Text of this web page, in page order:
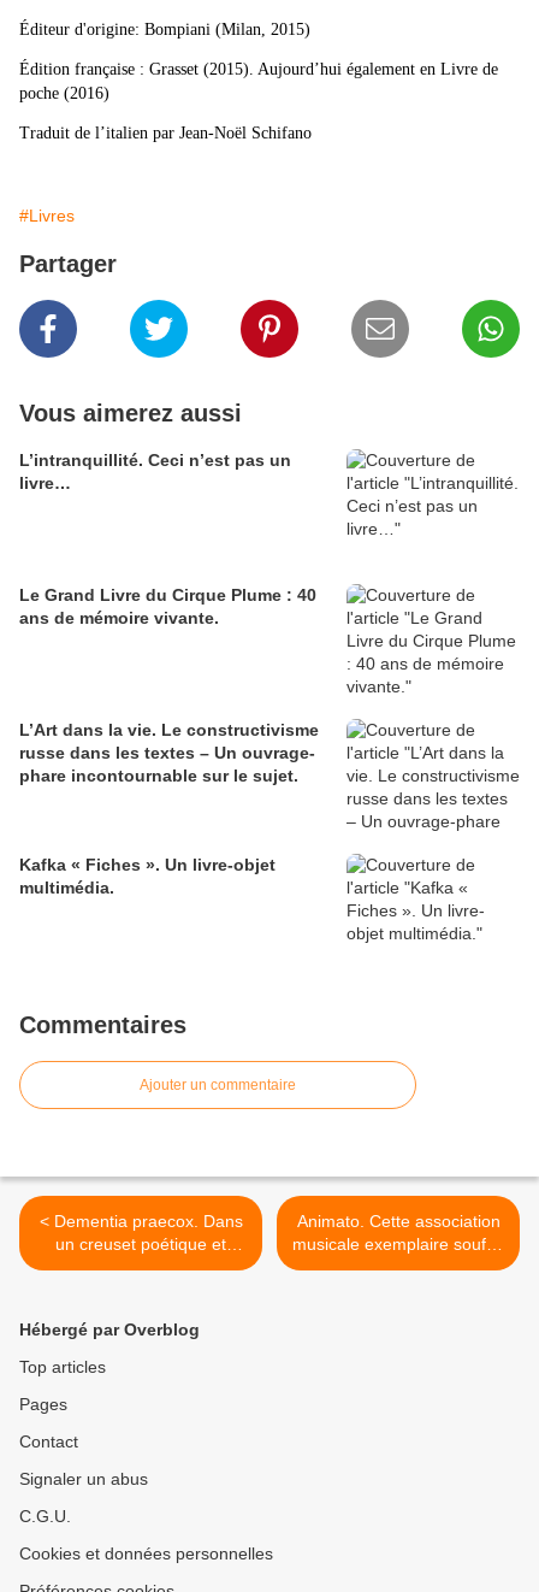
Éditeur d'origine: Bompiani (Milan, 2015)
Édition française : Grasset (2015). Aujourd’hui également en Livre de
poche (2016)
Traduit de l’italien par Jean-Noël Schifano
#Livres
Partager
Vous aimerez aussi
L’intranquillité. Ceci n’est pas un
livre…
Le Grand Livre du Cirque Plume : 40
ans de mémoire vivante.
L’Art dans la vie. Le constructivisme
russe dans les textes – Un ouvrage-
phare incontournable sur le sujet.
Kafka « Fiches ». Un livre-objet
multimédia.
Commentaires
Ajouter un commentaire
< Dementia praecox. Dans
un creuset poétique et
onirique, la parabole du fou
Animato. Cette association
musicale exemplaire souffle
sa 25e bougie en musique
Hébergé par Overblog
Top articles
Pages
Contact
Signaler un abus
C.G.U.
Cookies et données personnelles